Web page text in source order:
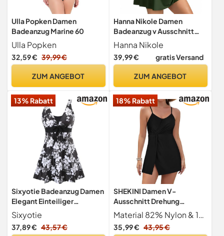
Ulla Popken Damen
Badeanzug Marine 60
Ulla Popken
32,59 € 39,99 €
ZUM ANGEBOT
Hanna Nikole Damen
Badeanzug v Ausschnitt
Eingearbeitete
Brustpolster Bauchformung
einteiliger Bademode A-
Schultergurt Badekleid Mit
Badeshorts
Hanna Nikole
39,99 € gratis Versand
ZUM ANGEBOT
13% Rabatt
Sixyotie Badeanzug Damen
Elegant Einteiliger
Schwimmanzug Retro
Strandmode Bademode
Badeanzugkleid Baderock
Sixyotie
37,89 € 43,57 €
18% Rabatt
SHEKINI Damen V-
Ausschnitt Drehung
Gerüscht Baderock
Kontrolle des Bauches
Einteiliges
Material 82% Nylon & 18% Elasthan. Weich, bequem und mit einer guten Menge an Stretch.
35,99 € 43,95 €